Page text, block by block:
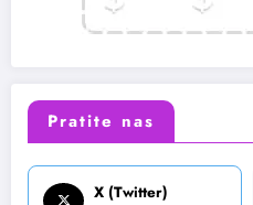
Pratite nas
X (Twitter)